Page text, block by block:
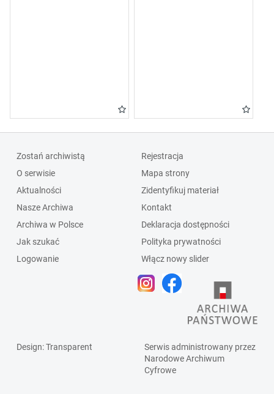
Zostań archiwistą
O serwisie
Aktualności
Nasze Archiwa
Archiwa w Polsce
Jak szukać
Logowanie
Rejestracja
Mapa strony
Zidentyfikuj materiał
Kontakt
Deklaracja dostępności
Polityka prywatności
Włącz nowy slider
Design: Transparent
Serwis administrowany przez
Narodowe Archiwum
Cyfrowe